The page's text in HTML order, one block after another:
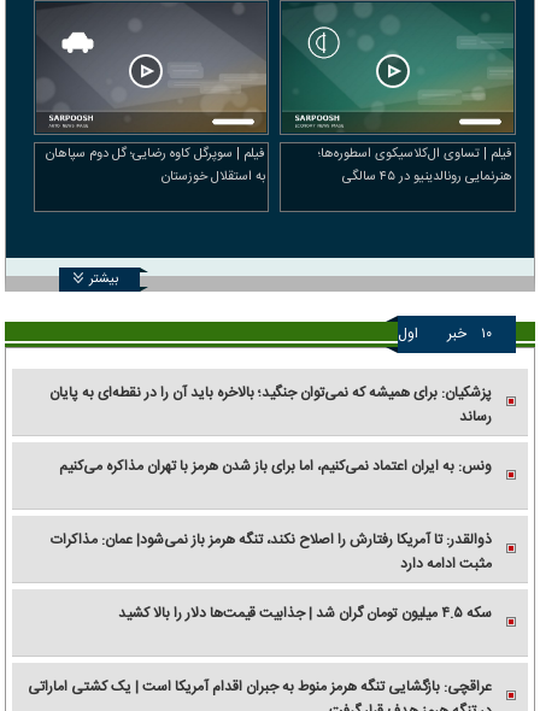
فیلم | تساوی ال‌کلاسیکوی اسطوره‌ها؛
هنرنمایی رونالدینیو در ۴۵ سالگی
فیلم | سوپرگل کاوه رضایی؛ گل دوم سپاهان
به استقلال خوزستان
بیشتر
۱۰ خبر اول
پزشکیان: برای همیشه که نمی‌توان جنگید؛ بالاخره باید آن را در نقطه‌ای به پایان
رساند
ونس: به ایران اعتماد نمی‌کنیم، اما برای باز شدن هرمز با تهران مذاکره می‌کنیم
ذوالقدر: تا آمریکا رفتارش را اصلاح نکند، تنگه هرمز باز نمی‌شود| عمان: مذاکرات
مثبت ادامه دارد
سکه ۴.۵ میلیون تومان گران شد | جذابیت قیمت‌ها دلار را بالا کشید
عراقچی: بازگشایی تنگه هرمز منوط به جبران اقدام آمریکا است | یک کشتی اماراتی